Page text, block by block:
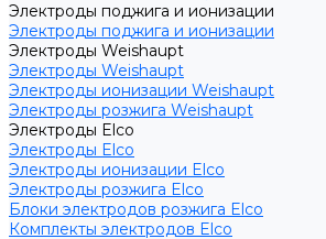
Электроды поджига и ионизации
Электроды поджига и ионизации
Электроды Weishaupt
Электроды Weishaupt
Электроды ионизации Weishaupt
Электроды розжига Weishaupt
Электроды Elco
Электроды Elco
Электроды ионизации Elco
Электроды розжига Elco
Блоки электродов розжига Elco
Комплекты электродов Elco